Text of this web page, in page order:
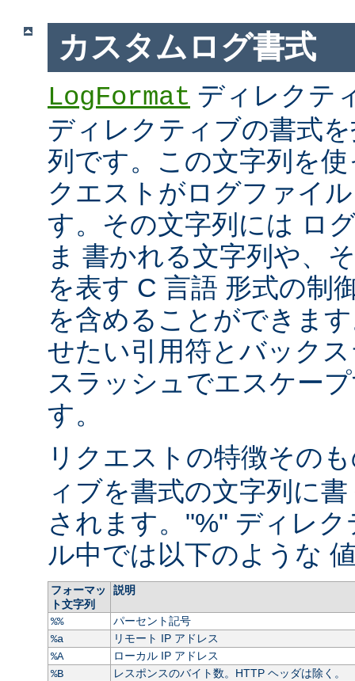
カスタムログ書式
LogFormat ディレクテ
ディレクティブの書式
列です。この文字列を
クエストがログファイ
す。その文字列には ロ
ま 書かれる文字列や、
を表す C 言語 形式の制
を含めることができま
せたい引用符とバック
スラッシュでエスケー
す。
リクエストの特徴その
ィブを書式の文字列に
されます。"%" ディレ
ル中では以下のような
フォーマッ
ト文字列
説明
%%
パーセント記号
%a
リモート IP アドレス
%A
ローカル IP アドレス
%B
レスポンスのバイト数。HTTP ヘッダは除く。